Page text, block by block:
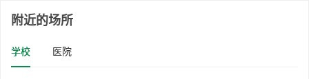
附近的场所
学校 医院